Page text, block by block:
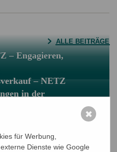
ALLE BEITRÄGE
– Engagieren,
– NETZ
in der
für Werbung,
Dienste wie Google
✖